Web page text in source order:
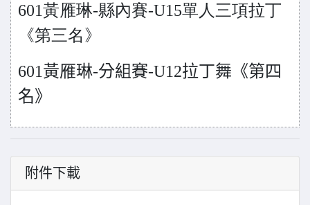
601黃雁琳-縣內賽-U15單人三項拉丁
《第三名》
601黃雁琳-分組賽-U12拉丁舞《第四
名》
附件下載